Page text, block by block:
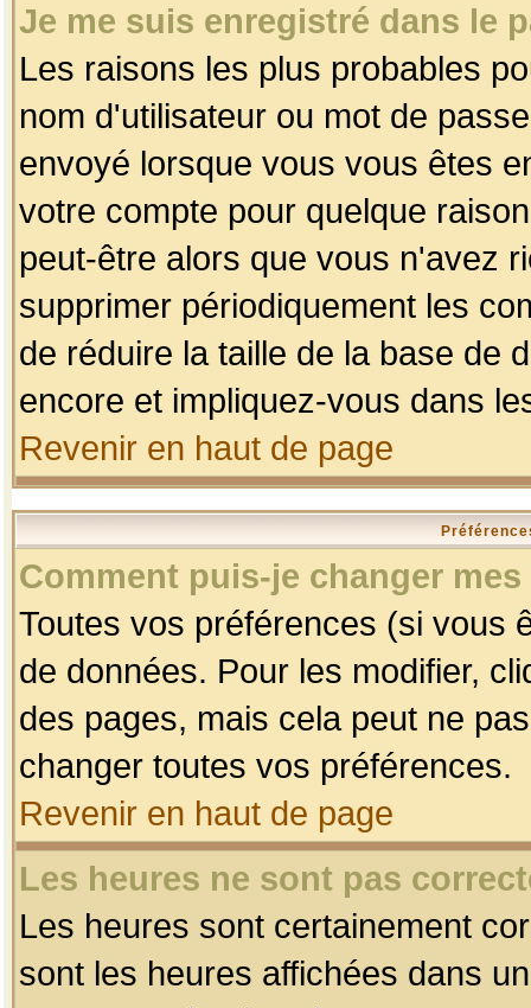
Je me suis enregistré dans le
Les raisons les plus probables
nom d'utilisateur ou mot de
envoyé lorsque vous vous êtes
votre compte pour quelque
peut-être alors que vous n'avez
supprimer périodiquement les
de réduire la taille de la base de
encore et impliquez-vous dans
Revenir en haut de page
Comment puis-je changer
Toutes vos préférences (si vous
de données. Pour les modifier,
des pages, mais cela peut ne
changer toutes vos préférences.
Revenir en haut de page
Les heures ne sont pas
Les heures sont certainement
sont les heures affichées dans